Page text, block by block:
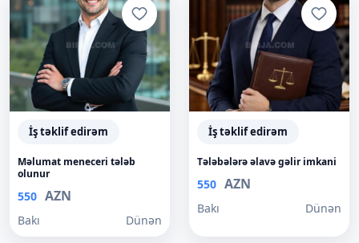
İş təklif edirəm
Məlumat meneceri tələb
olunur
550 AZN
Bakı Dünən
İş təklif edirəm
Tələbələrə əlavə gəlir imkani
550 AZN
Bakı Dünən